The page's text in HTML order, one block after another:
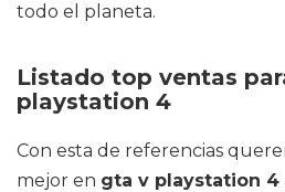
todo el planeta.
Listado top ventas
playstation 4
Con esta de referencias
mejor en gta v playstation 4